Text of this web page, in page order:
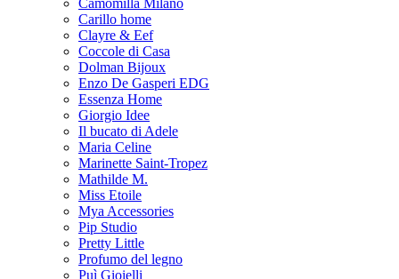
Carillo home
Clayre & Eef
Coccole di Casa
Dolman Bijoux
Enzo De Gasperi EDG
Essenza Home
Giorgio Idee
Il bucato di Adele
Maria Celine
Marinette Saint-Tropez
Mathilde M.
Miss Etoile
Mya Accessories
Pip Studio
Pretty Little
Profumo del legno
Puì Gioielli